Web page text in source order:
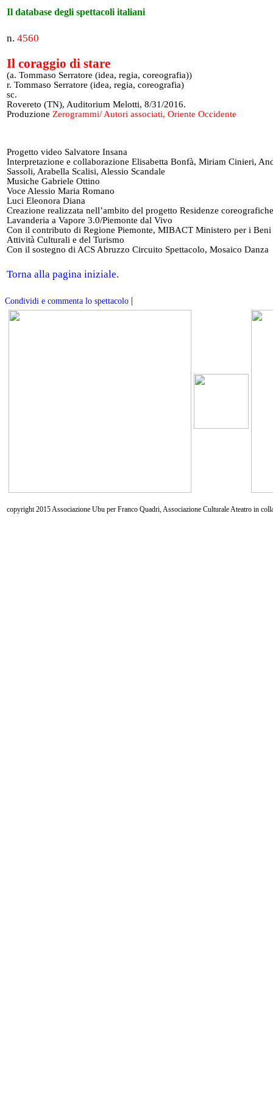
Il database degli spettacoli italiani
n. 4560
Il coraggio di stare
(a. Tommaso Serratore (idea, regia, coreografia))
r. Tommaso Serratore (idea, regia, coreografia)
sc.
Rovereto (TN), Auditorium Melotti, 8/31/2016.
Produzione Zerogrammi/ Autori associati, Oriente Occidente
Progetto video Salvatore Insana
Interpretazione e collaborazione Elisabetta Bonfà, Miriam Cinieri,
Sassoli, Arabella Scalisi, Alessio Scandale
Musiche Gabriele Ottino
Voce Alessio Maria Romano
Luci Eleonora Diana
Creazione realizzata nell’ambito del progetto Residenze coreografiche
Lavanderia a Vapore 3.0/Piemonte dal Vivo
Con il contributo di Regione Piemonte, MIBACT Ministero per i Beni
Attività Culturali e del Turismo
Con il sostegno di ACS Abruzzo Circuito Spettacolo, Mosaico Danza
Torna alla pagina iniziale.
Condividi e commenta lo spettacolo |
copyright 2015 Associazione Ubu per Franco Quadri, Associazione Culturale Ateatro in